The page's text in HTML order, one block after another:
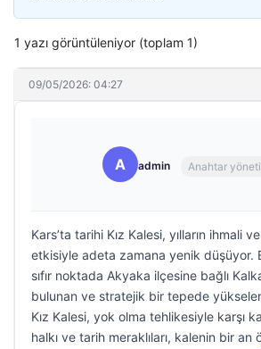
1 yazı görüntüleniyor (toplam 1)
09/05/2026: 04:27
A admin Anahtar
Kars’ta tarihi Kız Kalesi, yılların ihmali
etkisiyle adeta zamana yenik düşüyor.
sıfır noktada Akyaka ilçesine bağlı
bulunan ve stratejik bir tepede yükselen
Kız Kalesi, yok olma tehlikesiyle karşı
halkı ve tarih meraklıları, kalenin bir an